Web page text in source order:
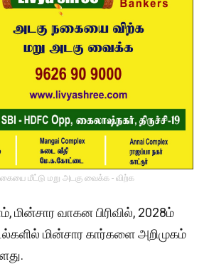
மீட்டு மறு அடகு வைக்க - விற்க
வாகன பிரிவில், 2028ம்
மின்சார கார்களை அறிமுகம்